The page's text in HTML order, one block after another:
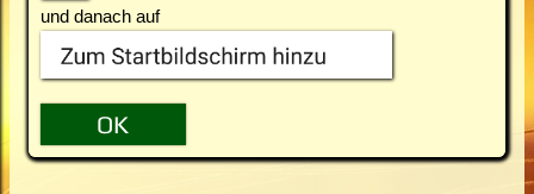
und danach auf